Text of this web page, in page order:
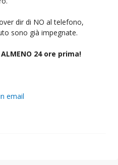
dir di NO al telefono,
sono già impegnate.
ALMENO 24 ore prima!
email